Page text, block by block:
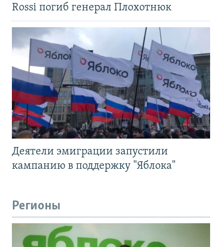
Rossi погиб генерал Плохотнюк
Деятели эмиграции запустили
кампанию в поддержку "Яблока"
Регионы